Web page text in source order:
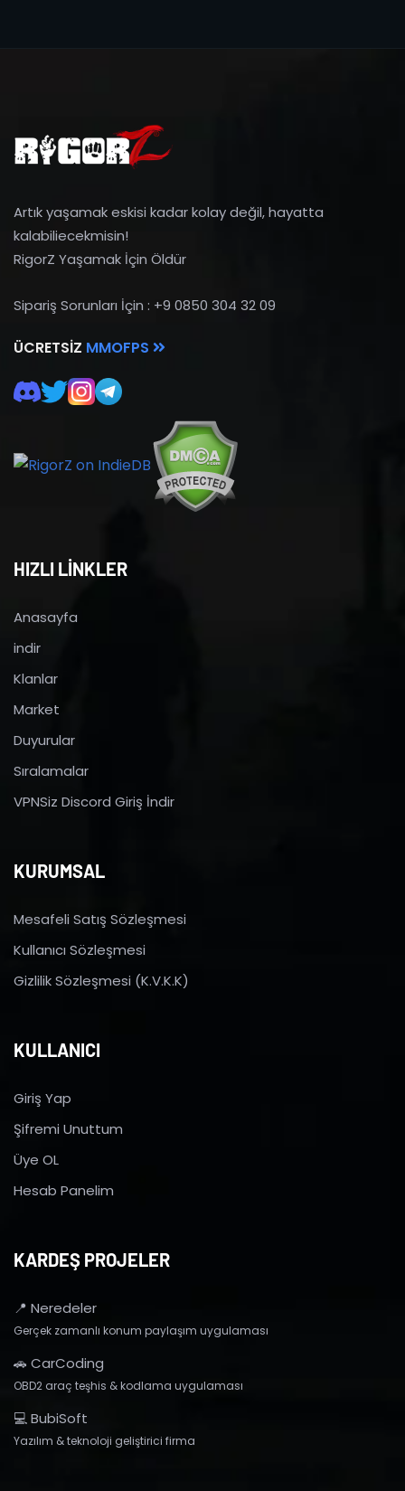
Artık yaşamak eskisi kadar kolay değil, hayatta
kalabiliecekmisin!
RigorZ Yaşamak İçin Öldür
Sipariş Sorunları İçin : +9 0850 304 32 09
ÜCRETSIZ MMOFPS
HIZLI LİNKLER
Anasayfa
indir
Klanlar
Market
Duyurular
Sıralamalar
VPNSiz Discord Giriş İndir
KURUMSAL
Mesafeli Satış Sözleşmesi
Kullanıcı Sözleşmesi
Gizlilik Sözleşmesi (K.V.K.K)
KULLANICI
Giriş Yap
Şifremi Unuttum
Üye OL
Hesab Panelim
KARDEŞ PROJELER
📍 Neredeler
Gerçek zamanlı konum paylaşım uygulaması
🚗 CarCoding
OBD2 araç teşhis & kodlama uygulaması
💻 BubiSoft
Yazılım & teknoloji geliştirici firma